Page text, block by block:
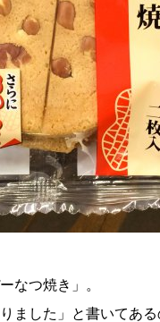
なつ焼き」。
ました」と書いてあ